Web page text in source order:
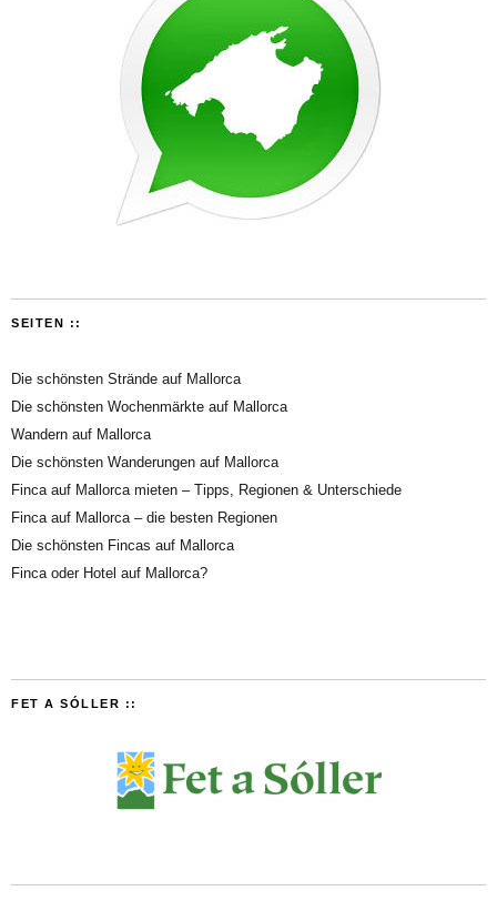
SEITEN ::
Die schönsten Strände auf Mallorca
Die schönsten Wochenmärkte auf Mallorca
Wandern auf Mallorca
Die schönsten Wanderungen auf Mallorca
Finca auf Mallorca mieten – Tipps, Regionen & Unterschiede
Finca auf Mallorca – die besten Regionen
Die schönsten Fincas auf Mallorca
Finca oder Hotel auf Mallorca?
FET A SÓLLER ::